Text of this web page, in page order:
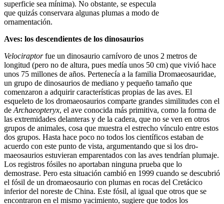
superficie sea mínima). No obstante, se especula
que quizás conservara algunas plumas a modo de
ornamentación.
Aves: los descendientes de los dinosaurios
Velociraptorfue un dinosaurio carnívoro de unos 2 metros de
longitud (pero no de altura, pues medía unos 50 cm) que vivió hace
unos 75 millones de años. Pertenecía a la familia Dromaeosauridae,
un grupo de dinosaurios de mediano y pequeño tamaño que
comenzaron a adquirir características propias de las aves. El
esqueleto de los dromaeosaurios com­parte grandes similitudes con el
de Archaeopteryx, el ave conocida más primitiva, como la forma de
las extremidades delanteras y de la cadera, que no se ven en otros
grupos de animales, cosa que muestra el estrecho vínculo entre estos
dos grupos. Hasta hace poco no todos los científicos estaban de
acuerdo con este punto de vista, argumentando que si los dro­
maeosaurios estuvieran emparentados con las aves tendrían plumaje.
Los registros fósiles no aportaban ninguna prueba que lo
demostrase. Pero esta situa­ción cambió en 1999 cuando se descubrió
el fósil de un dromaeosaurio con plumas en rocas del Cretácico
inferior del noreste de China. Este fósil, al igual que otros que se
encontraron en el mismo yacimiento, sugiere que todos los